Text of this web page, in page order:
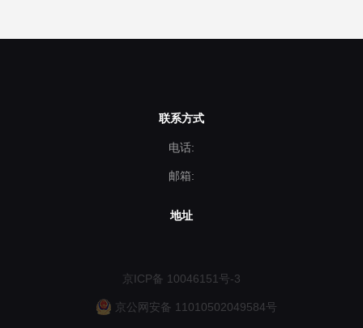
联系方式
电话:
邮箱:
地址
京ICP备 10046151号-3
京公网安备 11010502049584号